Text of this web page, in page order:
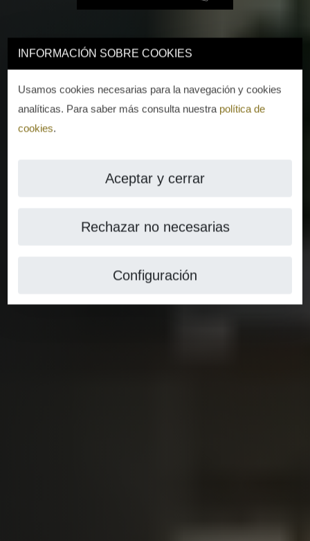
INFORMACIÓN SOBRE COOKIES
Usamos cookies necesarias para la navegación y cookies
analíticas. Para saber más consulta nuestra política de
cookies.
Aceptar y cerrar
Rechazar no necesarias
Configuración